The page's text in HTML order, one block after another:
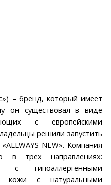
– бренд, который имеет
он существовал в виде
с европейскими
решили запустить
NEW». Компания
в трех направлениях:
с гипоаллергенными
кожи с натуральными